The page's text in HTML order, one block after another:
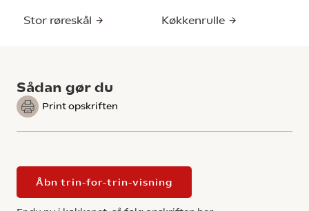
Stor røreskål Køkkenrulle
Sådan gør du
Print opskriften
Åbn trin-for-trin-visning